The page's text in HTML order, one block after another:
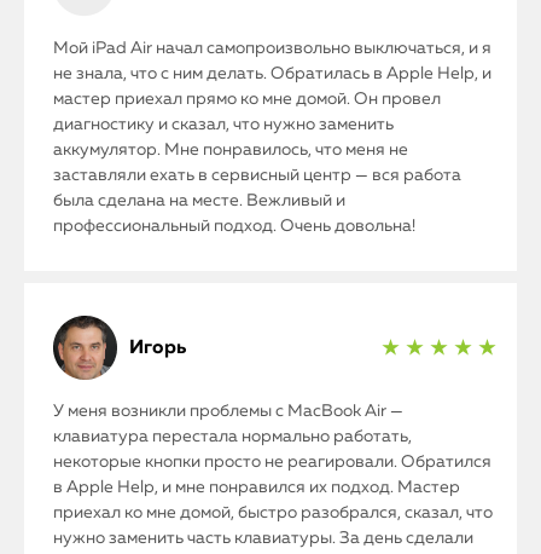
Мой iPad Air начал самопроизвольно выключаться, и я
не знала, что с ним делать. Обратилась в Apple Help, и
мастер приехал прямо ко мне домой. Он провел
диагностику и сказал, что нужно заменить
аккумулятор. Мне понравилось, что меня не
заставляли ехать в сервисный центр — вся работа
была сделана на месте. Вежливый и
профессиональный подход. Очень довольна!
Игорь ★ ★ ★ ★ ★
У меня возникли проблемы с MacBook Air —
клавиатура перестала нормально работать,
некоторые кнопки просто не реагировали. Обратился
в Apple Help, и мне понравился их подход. Мастер
приехал ко мне домой, быстро разобрался, сказал, что
нужно заменить часть клавиатуры. За день сделали